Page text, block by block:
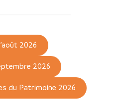
2026
2026
du Patrimoine 2026